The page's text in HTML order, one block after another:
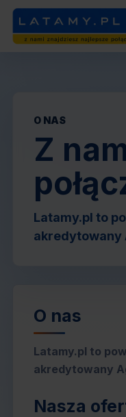
O NAS
Z
Latamy.pl to
akredytowany
O nas
Latamy.pl to
akredytowany
Nasza